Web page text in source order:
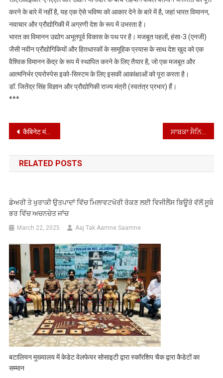
करने के बारे में नहीं है, यह एक ऐसे भविष्य को आकार देने के बारे में है, जहां भारत विमानन,
नवाचार और प्रौद्योगिकी में अग्रणी देश के रूप में उभरता है।
भारत का विमानन उद्योग अभूतपूर्व विकास के पथ पर है। मजबूत पहलों, हंसा-3 (एनजी)
जैसी नवीन प्रौद्योगिकियों और हितधारकों के सामूहिक प्रयास के साथ देश खुद को एक
वैश्विक विमानन केंद्र के रूप में स्थापित करने के लिए तैयार है, जो एक मजबूत और
आत्मनिर्भर एयरोस्पेस इको-सिस्टम के लिए इसकी आकांक्षाओं को पूरा करता है।
डॉ. जितेंद्र सिंह विज्ञान और प्रौद्योगिकी राज्य मंत्री (स्वतंत्र प्रभार) हैं।
***
Post
navigation
कैबिनेट मंत्रियों ने श्री राम नवमी के अवसर पर शोभा यात्रा में की शिरकत
RELATED POSTS
ਡੇਅਰੀ ਤੇ ਖੁਰਾਕੀ ਉਤਪਾਦਾਂ ਵਿੱਚ ਮਿਲਾਵਟਖੋਰੀ ਰੋਕਣ ਲਈ ਵਿਜੀਲੈਂਸ ਬਿਊਰੋ ਵੱਲੋਂ ਸੂਬੇ
ਭਰ ਵਿੱਚ ਅਚਨਚੇਤ ਜਾਂਚ
March 22, 2025 Aaj Tak Aamne Saamne
बटालियन मुख्यालय में केडेट वेलफेयर सोसाइटी द्वारा स्कॉरशिप चैक द्वारा कैडेटों का
सम्मान